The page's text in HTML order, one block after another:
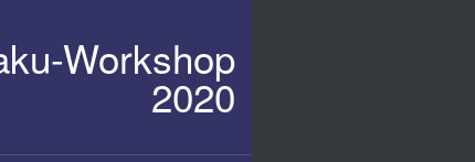
Workshop
2020